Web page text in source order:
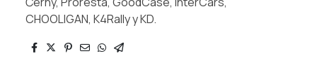
CHOOLIGAN, K4Rally y KD.